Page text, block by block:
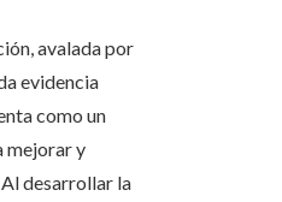
avalada por
evidencia
como un
mejorar y
desarrollar la